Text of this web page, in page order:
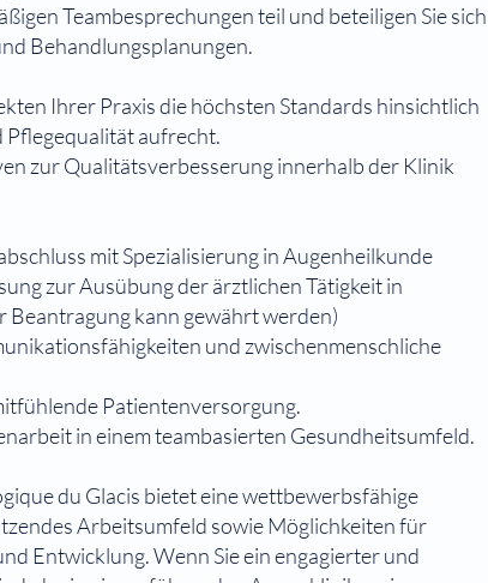
Teambesprechungen teil und beteiligen Sie sich
Behandlungsplanungen.
Ihrer Praxis die höchsten Standards hinsichtlich
aufrecht.
zur Qualitätsverbesserung innerhalb der Klinik
mit Spezialisierung in Augenheilkunde
zur Ausübung der ärztlichen Tätigkeit in
Beantragung kann gewährt werden)
und zwischenmenschliche
Patientenversorgung.
in einem teambasierten Gesundheitsumfeld.
du Glacis bietet eine wettbewerbsfähige
Arbeitsumfeld sowie Möglichkeiten für
Entwicklung. Wenn Sie ein engagierter und